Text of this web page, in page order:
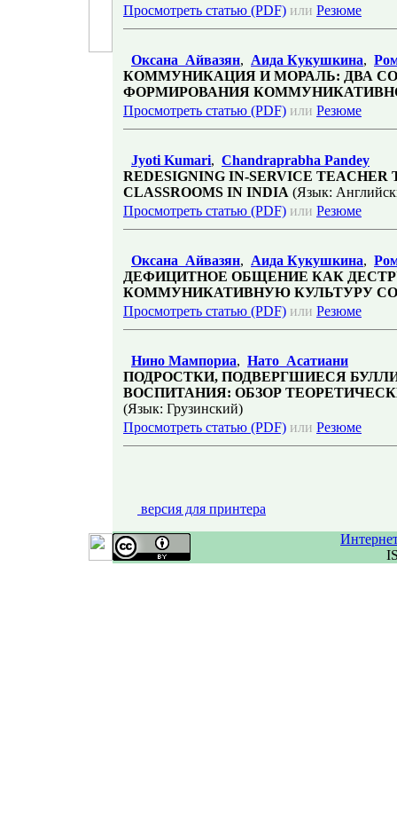
Просмотреть статью (PDF) или Резюме
Оксана Айвазян, Аида Кукушкина,
КОММУНИКАЦИЯ И МОРАЛЬ: ДВА
ФОРМИРОВАНИЯ
Просмотреть статью (PDF) или Резюме
Jyoti Kumari, Chandraprabha Pandey
REDESIGNING IN-SERVICE
CLASSROOMS IN INDIA (Язык:
Просмотреть статью (PDF) или Резюме
Оксана Айвазян, Аида Кукушкина,
ДЕФИЦИТНОЕ ОБЩЕНИЕ КАК
КОММУНИКАТИВНУЮ КУЛЬТУРУ
Просмотреть статью (PDF) или Резюме
Нино Мампориа, Нато Асатиани
ПОДРОСТКИ, ПОДВЕРГШИЕСЯ
ВОСПИТАНИЯ: ОБЗОР
(Язык: Грузинский)
Просмотреть статью (PDF) или Резюме
версия для принтера